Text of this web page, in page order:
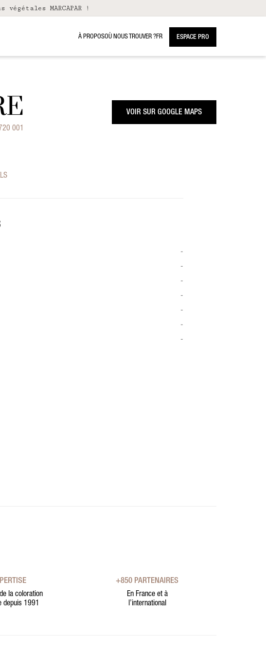
MARCAPAR !
À PROPOSOÙ NOUS TROUVER ?FR ESPACE PRO
001
VOIR SUR GOOGLE MAPS
-
-
-
-
-
-
-
la coloration
depuis 1991
+850 PARTENAIRES
En France et à
l’international